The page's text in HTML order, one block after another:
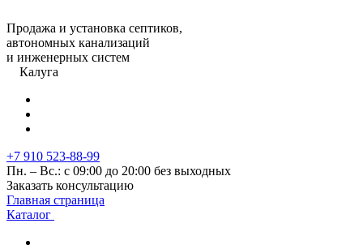
Продажа и установка септиков,
автономных канализаций
и инженерных систем
Калуга
+7 910 523-88-99
Пн. – Вс.: с 09:00 до 20:00 без выходных
Заказать консультацию
Главная страница
Каталог